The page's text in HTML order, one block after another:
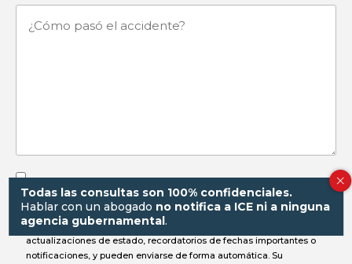
¿Cómo
Al enviar este formulario y aceptar recibir mensajes de texto, usted
autoriza aGorayeb & Associates, P.C. a comunicarse con usted por
SMS al número proporcionado. Estos mensajes pueden incluir
información sobre su caso, solicitudes de documentos,
actualizaciones de estado, recordatorios de fechas importantes o
notificaciones, y pueden enviarse de forma automática. Su
Todas las consultas son 100% confidenciales.
Hablar con un abogado no notifica a ICE ni a ninguna
agencia gubernamental.